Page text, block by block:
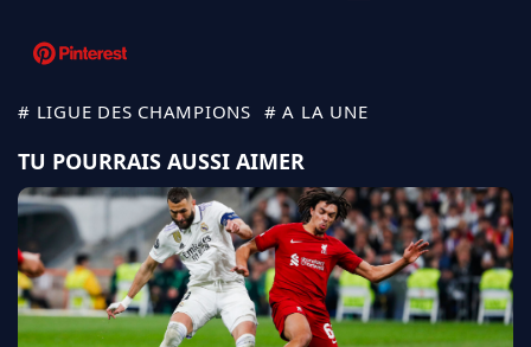
# LIGUE DES CHAMPIONS # A LA UNE
TU POURRAIS AUSSI AIMER